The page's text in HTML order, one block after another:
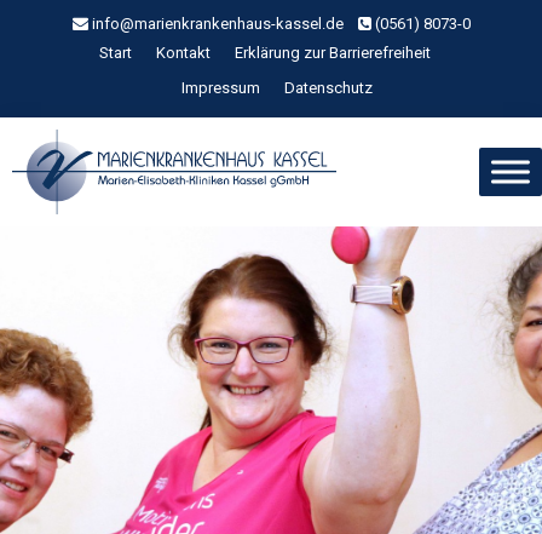
info@marienkrankenhaus-kassel.de
(0561) 8073-0
Start
Kontakt
Erklärung zur Barrierefreiheit
Impressum
Datenschutz